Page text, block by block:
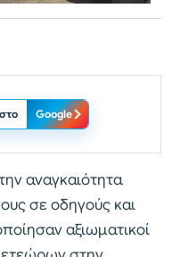
Google
αναγκαιότητα
σε οδηγούς και
αξιωματικοί